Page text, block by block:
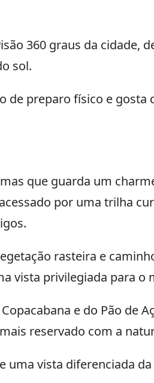
360 graus da cidade,
sol.
preparo físico e
que guarda um
por uma trilha
rasteira e
vista privilegiada para o
e do Pão de
reservado com a
vista diferenciada